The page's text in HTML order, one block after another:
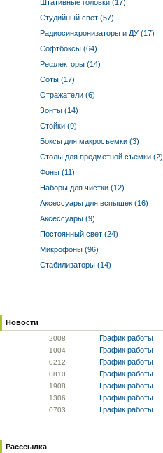
Штативные головки (17)
Студийный свет (57)
Радиосинхронизаторы и ДУ (17)
Софтбоксы (64)
Рефлекторы (14)
Соты (17)
Отражатели (6)
Зонты (14)
Стойки (9)
Боксы для макросъемки (3)
Столы для предметной съемки (2)
Фоны (11)
Наборы для чистки (12)
Аксессуары для вспышек (16)
Аксессуары (9)
Постоянный свет (24)
Микрофоны (96)
Стабилизаторы (14)
Новости
2008 График работы
1004 График работы
0212 График работы
0810 График работы
1908 График работы
1306 График работы
0703 График работы
Расссылка